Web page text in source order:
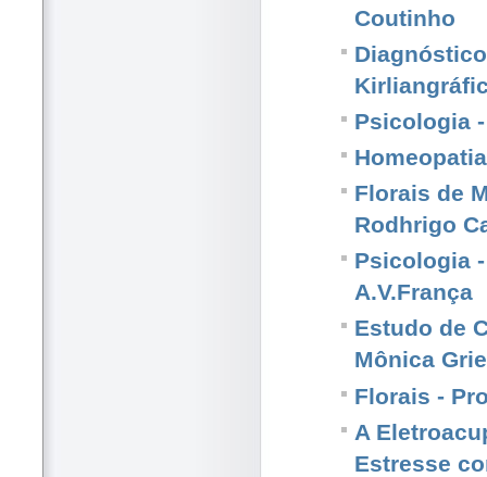
Coutinho
Psicologia
Florais de
Rodhrigo
Psicologia
A.V.França
Estudo de
Mônica
Florais -
A
Estresse